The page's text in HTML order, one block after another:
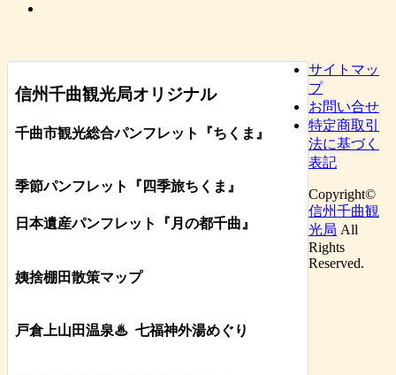
信州千曲観光局オリジナル
千曲市観光総合パンフレット 『ちくま 』
季節パンフレット『四季旅ちくま』
日本遺産パンフレット 『月の都千曲 』
姨捨棚田散策マップ
戸倉上山田温泉♨ 七福神外湯めぐり
サイトマッ
プ
お問い合せ
特定商取引
法に基づく
表記
Copyright©
信州千曲観
光局 All
Rights
Reserved.